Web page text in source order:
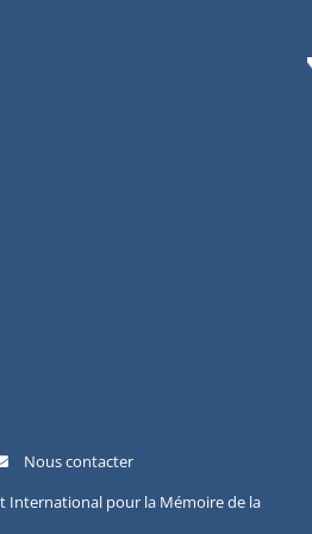
Nous contacter
International pour la Mémoire de la